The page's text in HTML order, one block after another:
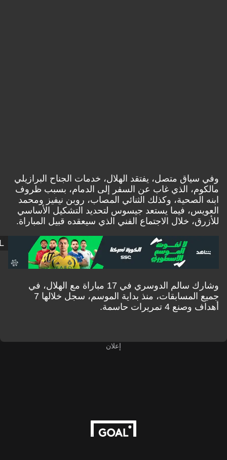
متصل، يفتقد الهلال، خدمات الجناح البرازيلي
الذي غاب عن السفر إلى الدمام، بسبب ظروف
وكذلك الثنائي المصاب، روبن نيفيز ومحمد
فيما يستعد جيسوس لتحديد التشكيل الأساسي
خلال الاجتماع الفني الذي سيعقده قبيل المباراة.
وشارك سالم الدوسري في 17 مباراة مع الهلال، في
جميع المسابقات، منذ بداية الموسم، سجل خلالها 7
4 تمريرات حاسمة.